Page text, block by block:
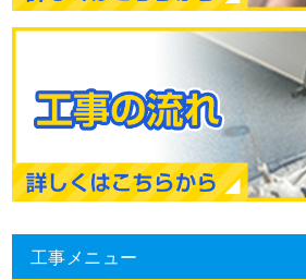
工事メニュー